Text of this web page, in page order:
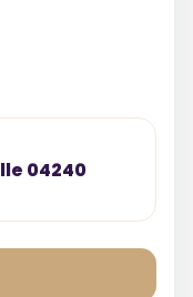
04240